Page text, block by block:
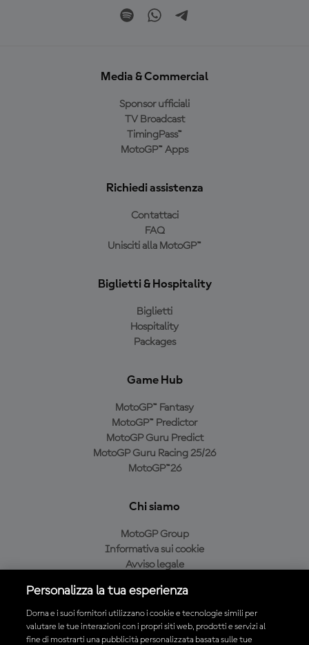
Media & Commercial
Sponsor ufficiali
TV Broadcast
TimingPass™
MotoGP™ Apps
Richiedi assistenza
Contattaci
FAQ
Unisciti alla MotoGP™
Biglietti & Hospitality
Biglietti
Hospitality
Packages
Game Hub
MotoGP™ Fantasy
MotoGP™ Predictor
MotoGP Guru Predict
MotoGP Guru Racing 25/26
MotoGP™26
Chi siamo
MotoGP Group
Informativa sui cookie
Avviso legale
Condizioni di acquisto
Personalizza la tua esperienza
Dorna e i suoi fornitori utilizzano i cookie e tecnologie simili per
valutare le tue interazioni con i propri siti web, prodotti e servizi al
fine di mostrarti una pubblicità personalizzata basata sulle tue